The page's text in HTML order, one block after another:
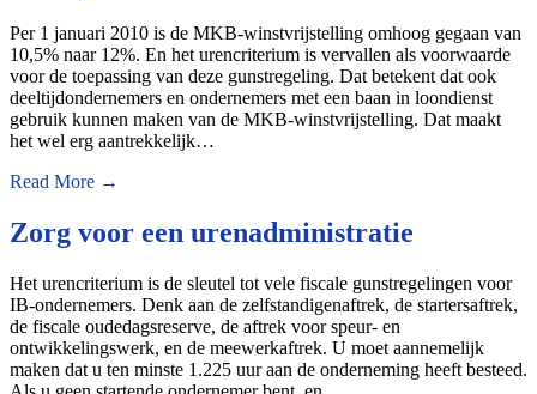
Per 1 januari 2010 is de MKB-winstvrijstelling omhoog gegaan van
10,5% naar 12%. En het urencriterium is vervallen als voorwaarde
voor de toepassing van deze gunstregeling. Dat betekent dat ook
deeltijdondernemers en ondernemers met een baan in loondienst
gebruik kunnen maken van de MKB-winstvrijstelling. Dat maakt
het wel erg aantrekkelijk…
Read More →
Zorg voor een urenadministratie
Het urencriterium is de sleutel tot vele fiscale gunstregelingen voor
IB-ondernemers. Denk aan de zelfstandigenaftrek, de startersaftrek,
de fiscale oudedagsreserve, de aftrek voor speur- en
ontwikkelingswerk, en de meewerkaftrek. U moet aannemelijk
maken dat u ten minste 1.225 uur aan de onderneming heeft besteed.